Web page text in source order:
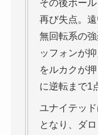
その後ボー
再び失点。
無回転系の
ッフォンが
をルカクが
に逆転まで1
ユナイテッ
となり、ダ